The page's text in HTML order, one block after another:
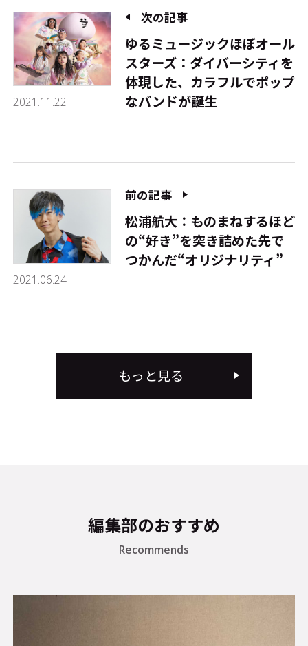
2021.11.22
次の記事
ゆるミュージックほぼオール
スターズ：ダイバーシティを
体現した、カラフルでポップ
なバンドが誕生
2021.06.24
前の記事
松浦航大：ものまねするほど
の“好き”を突き詰めた先で
つかんだ“オリジナリティ”
もっと見る
編集部のおすすめ
Recommends